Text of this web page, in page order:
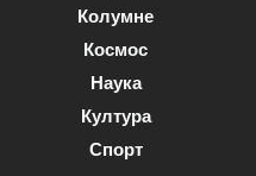
Колумне
Космос
Наука
Култура
Спорт